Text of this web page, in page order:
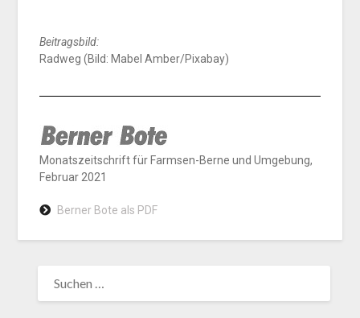
Beitragsbild:
Radweg (Bild: Mabel Amber/Pixabay)
Monatszeitschrift für Farmsen-Berne und Umgebung,
Februar 2021
Berner Bote als PDF